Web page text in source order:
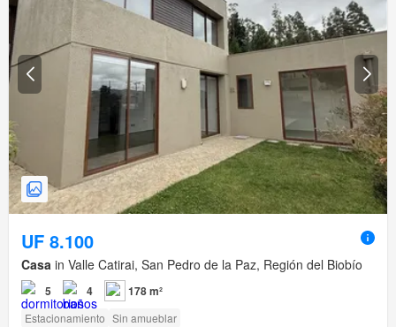
UF 8.100
Casa in Valle Catirai, San Pedro de la Paz, Región del Biobío
5 4 178 m²
Estacionamiento Sin amueblar